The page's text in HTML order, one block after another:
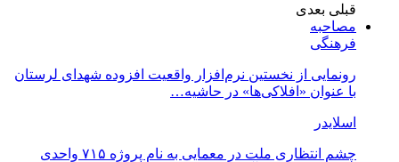
قبلی بعدی
مصاحبه
فرهنگی
رونمایی از نخستین نرم‌افزار واقعیت افزوده شهدای لرستان
با عنوان «افلاکی‌ها» در حاشیه…
اسلایدر
چشم انتظاری ملت در معمایی به نام پروژه ۷۱۵ واحدی